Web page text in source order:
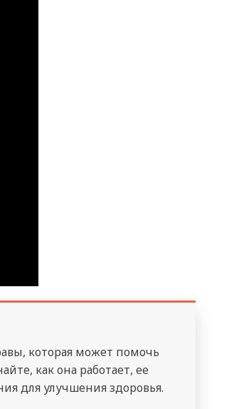
которая может помочь
как она работает, ее
для улучшения здоровья.